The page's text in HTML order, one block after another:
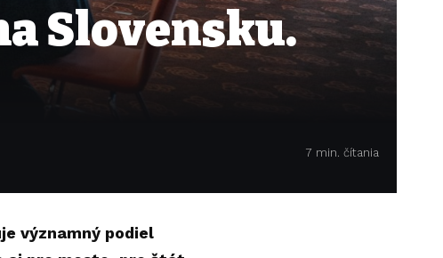
Slovensku.
7 min. čítania
významný podiel